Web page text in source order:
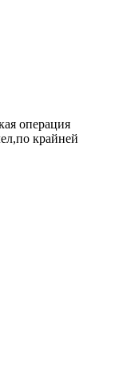
операция
крайней